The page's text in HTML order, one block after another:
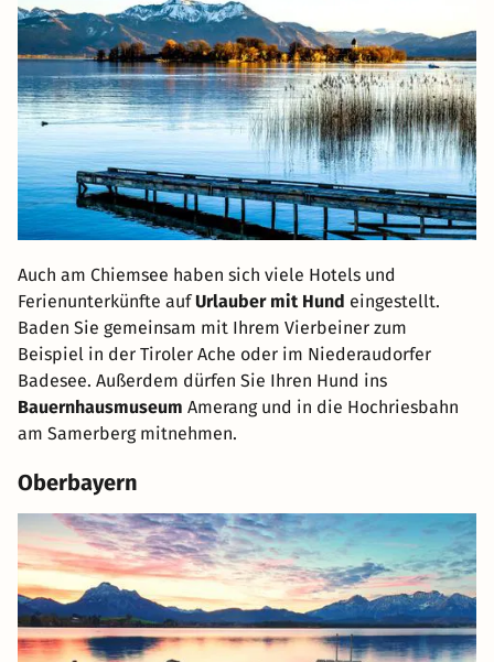
Auch am Chiemsee haben sich viele Hotels und
Ferienunterkünfte aufUrlauber mit Hund eingestellt.
Baden Sie gemeinsam mit Ihrem Vierbeiner zum
Beispiel in der Tiroler Ache oder im Niederaudorfer
Badesee. Außerdem dürfen Sie Ihren Hund ins
Bauernhausmuseum Amerang und in die Hochriesbahn
am Samerberg mitnehmen.
Oberbayern